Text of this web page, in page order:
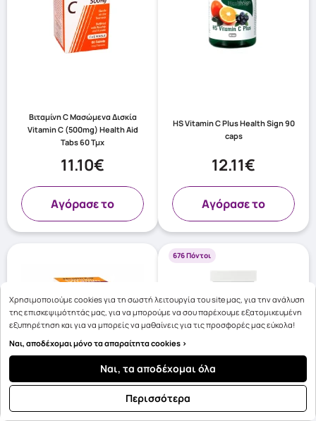
Βιταμίνη C Μασώμενα Δισκία
Vitamin C (500mg) Health Aid
Tabs 60 Τμχ
11.10€
Aγόρασε το
HS Vitamin C Plus Health Sign 90
caps
12.11€
Aγόρασε το
676 Πόντοι
Χρησιμοποιούμε cookies για τη σωστή λειτουργία του site μας, για την ανάλυση
της επισκεψιμότητάς μας, για να μπορούμε να σου παρέχουμε εξατομικευμένη
εξυπηρέτηση και για να μπορείς να μαθαίνεις για τις προσφορές μας εύκολα!
Ναι, αποδέχομαι μόνο τα απαραίτητα cookies >
Ναι, τα αποδέχομαι όλα
Περισσότερα